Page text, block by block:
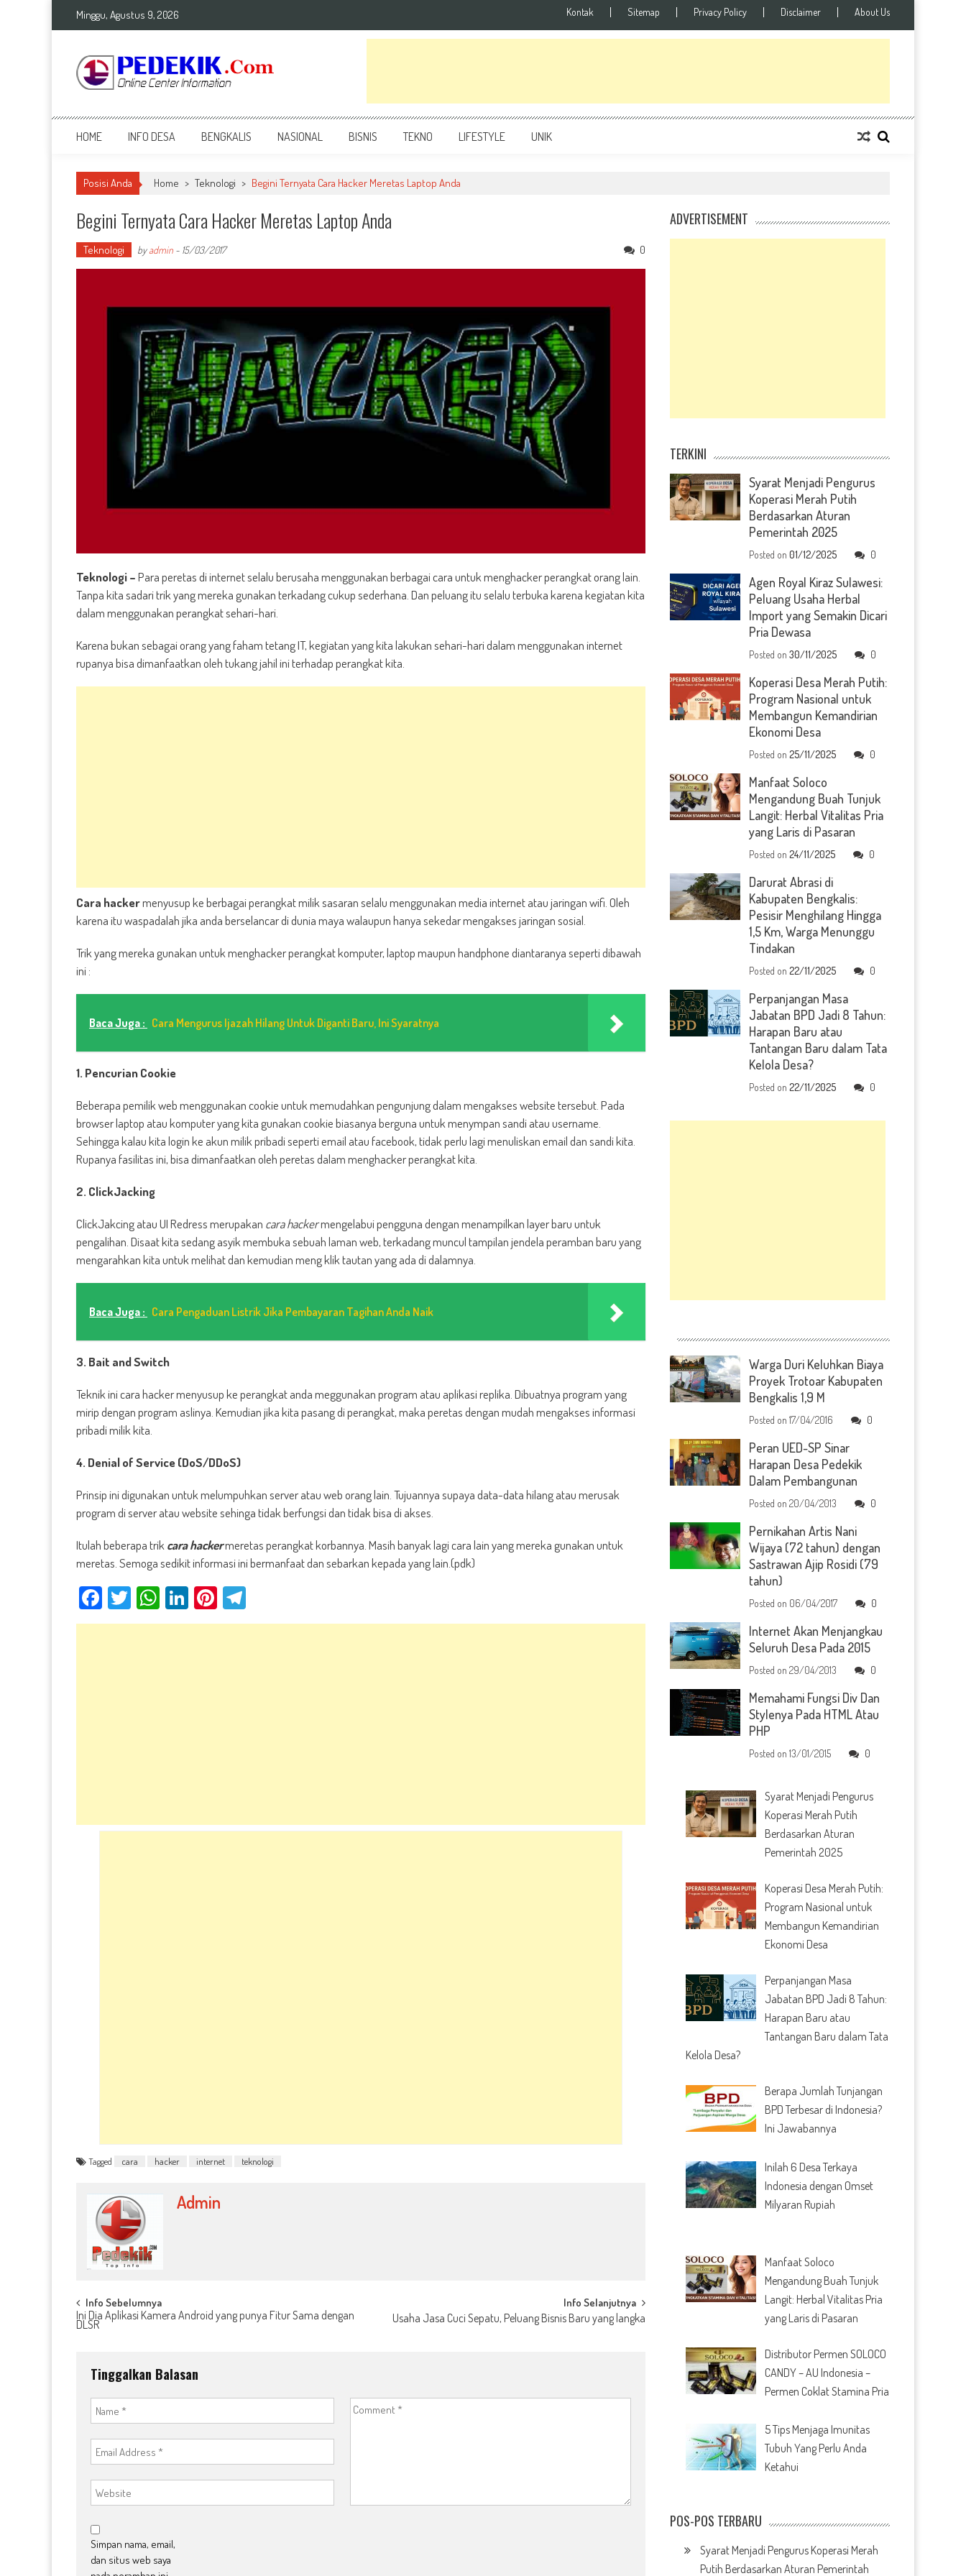
Minggu, Agustus 9, 2026 Kontak Sitemap Privacy Policy Disclaimer About Us
Top Info
HOME INFO DESA BENGKALIS NASIONAL BISNIS TEKNO LIFESTYLE UNIK
Posisi Anda Home > Teknologi > Begini Ternyata Cara Hacker Meretas Laptop Anda
Begini Ternyata Cara Hacker Meretas Laptop Anda
Teknologi byadmin - 15/03/2017 0
Teknologi –Para peretas di internet selalu berusaha menggunakan berbagai cara untuk menghacker perangkat orang lain.
Tanpa kita sadari trik yang mereka gunakan terkadang cukup sederhana. Dan peluang itu selalu terbuka karena kegiatan kita
dalam menggunakan perangkat sehari-hari.
Karena bukan sebagai orang yang faham tetang IT, kegiatan yang kita lakukan sehari-hari dalam menggunakan internet
rupanya bisa dimanfaatkan oleh tukang jahil ini terhadap perangkat kita.
Cara hackermenyusup ke berbagai perangkat milik sasaran selalu menggunakan media internet atau jaringan wifi. Oleh
karena itu waspadalah jika anda berselancar di dunia maya walaupun hanya sekedar mengakses jaringan sosial.
Trik yang mereka gunakan untuk menghacker perangkat komputer, laptop maupun handphone diantaranya seperti dibawah
ini :
Baca Juga : Cara Mengurus Ijazah Hilang Untuk Diganti Baru, Ini Syaratnya
1. Pencurian Cookie
Beberapa pemilik web menggunakan cookie untuk memudahkan pengunjung dalam mengakses website tersebut. Pada
browser laptop atau komputer yang kita gunakan cookie biasanya berguna untuk menympan sandi atau username.
Sehingga kalau kita login ke akun milik pribadi seperti email atau facebook, tidak perlu lagi menuliskan email dan sandi kita.
Rupanya fasilitas ini, bisa dimanfaatkan oleh peretas dalam menghacker perangkat kita.
2. ClickJacking
ClickJakcing atau UI Redress merupakan cara hackermengelabui pengguna dengan menampilkan layer baru untuk
pengalihan. Disaat kita sedang asyik membuka sebuah laman web, terkadang muncul tampilan jendela peramban baru yang
mengarahkan kita untuk melihat dan kemudian meng klik tautan yang ada di dalamnya.
Baca Juga : Cara Pengaduan Listrik Jika Pembayaran Tagihan Anda Naik
3. Bait and Switch
Teknik ini cara hacker menyusup ke perangkat anda meggunakan program atau aplikasi replika. Dibuatnya program yang
mirip dengan program aslinya. Kemudian jika kita pasang di perangkat, maka peretas dengan mudah mengakses informasi
pribadi milik kita.
4. Denial of Service (DoS/DDoS)
Prinsip ini digunakan untuk melumpuhkan server atau web orang lain. Tujuannya supaya data-data hilang atau merusak
program di server atau website sehinga tidak berfungsi dan tidak bisa di akses.
Itulah beberapa trik cara hackermeretas perangkat korbannya. Masih banyak lagi cara lain yang mereka gunakan untuk
meretas. Semoga sedikit informasi ini bermanfaat dan sebarkan kepada yang lain.(pdk)
Facebook
TwitterWhatsApp
LinkedInPinterest
Tagged cara hacker internet teknologi
Admin
Post
navigation
Info Sebelumnya
Ini Dia Aplikasi Kamera Android yang punya Fitur Sama dengan
DLSR
Info Selanjutnya
Usaha Jasa Cuci Sepatu, Peluang Bisnis Baru yang langka
Tinggalkan Balasan
Simpan nama, email,
dan situs web saya
ADVERTISEMENT
TERKINI
Syarat Menjadi Pengurus
Koperasi Merah Putih
Berdasarkan Aturan
Pemerintah 2025
Posted on01/12/2025 0
Agen Royal Kiraz Sulawesi:
Peluang Usaha Herbal
Import yang Semakin Dicari
Pria Dewasa
Posted on30/11/2025 0
Koperasi Desa Merah Putih:
Program Nasional untuk
Membangun Kemandirian
Ekonomi Desa
Posted on25/11/2025 0
Manfaat Soloco
Mengandung Buah Tunjuk
Langit: Herbal Vitalitas Pria
yang Laris di Pasaran
Posted on24/11/2025 0
Darurat Abrasi di
Kabupaten Bengkalis:
Pesisir Menghilang Hingga
1,5 Km, Warga Menunggu
Tindakan
Posted on22/11/2025 0
Perpanjangan Masa
Jabatan BPD Jadi 8 Tahun:
Harapan Baru atau
Tantangan Baru dalam Tata
Kelola Desa?
Posted on22/11/2025 0
Warga Duri Keluhkan Biaya
Proyek Trotoar Kabupaten
Bengkalis 1,9 M
Posted on17/04/2016 0
Peran UED-SP Sinar
Harapan Desa Pedekik
Dalam Pembangunan
Posted on20/04/2013 0
Pernikahan Artis Nani
Wijaya (72 tahun) dengan
Sastrawan Ajip Rosidi (79
tahun)
Posted on 06/04/2017 0
Internet Akan Menjangkau
Seluruh Desa Pada 2015
Posted on29/04/2013 0
Memahami Fungsi Div Dan
Stylenya Pada HTML Atau
PHP
Posted on13/01/2015 0
Syarat Menjadi Pengurus
Koperasi Merah Putih
Berdasarkan Aturan
Pemerintah 2025
Koperasi Desa Merah Putih:
Program Nasional untuk
Membangun Kemandirian
Ekonomi Desa
Perpanjangan Masa
Jabatan BPD Jadi 8 Tahun:
Harapan Baru atau
Tantangan Baru dalam Tata
Kelola Desa?
Berapa Jumlah Tunjangan
BPD Terbesar di Indonesia?
Ini Jawabannya
Inilah 6 Desa Terkaya
Indonesia dengan Omset
Milyaran Rupiah
Manfaat Soloco
Mengandung Buah Tunjuk
Langit: Herbal Vitalitas Pria
yang Laris di Pasaran
Distributor Permen SOLOCO
CANDY – AU Indonesia –
Permen Coklat Stamina Pria
5 Tips Menjaga Imunitas
Tubuh Yang Perlu Anda
Ketahui
POS-POS TERBARU
Syarat Menjadi Pengurus Koperasi Merah
Putih Berdasarkan Aturan Pemerintah